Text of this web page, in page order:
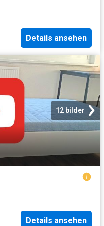
Details ansehen
12 bilder
Details ansehen